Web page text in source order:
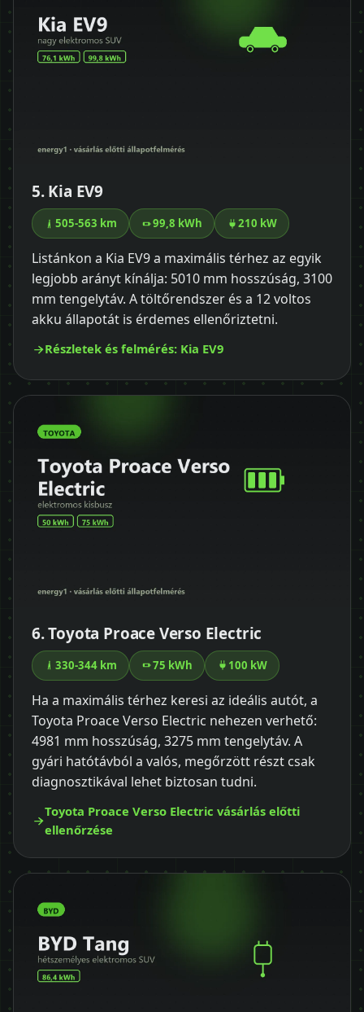
5. Kia EV9
505-563 km 99,8 kWh 210 kW
Listánkon a Kia EV9 a maximális térhez az egyik
legjobb arányt kínálja: 5010 mm hosszúság, 3100
mm tengelytáv. A töltőrendszer és a 12 voltos
akku állapotát is érdemes ellenőriztetni.
Részletek és felmérés: Kia EV9
6. Toyota Proace Verso Electric
330-344 km 75 kWh 100 kW
Ha a maximális térhez keresi az ideális autót, a
Toyota Proace Verso Electric nehezen verhető:
4981 mm hosszúság, 3275 mm tengelytáv. A
gyári hatótávból a valós, megőrzött részt csak
diagnosztikával lehet biztosan tudni.
Toyota Proace Verso Electric vásárlás előtti
ellenőrzése